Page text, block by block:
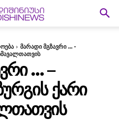
მარადი მგზავრი ... -
… –
ᲥᲐᲠᲘ